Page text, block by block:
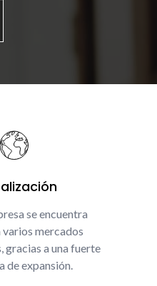
se encuentra
varios mercados
gracias a una fuerte
de expansión.